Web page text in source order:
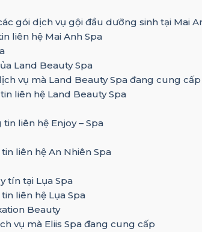
gói dịch vụ gội đầu dưỡng sinh tại Mai
liên hệ Mai Anh Spa
Land Beauty Spa
vụ mà Land Beauty Spa đang cung cấp
liên hệ Land Beauty Spa
tin liên hệ Enjoy – Spa
liên hệ An Nhiên Spa
tín tại Lụa Spa
liên hệ Lụa Spa
Beauty
vụ mà Eliis Spa đang cung cấp